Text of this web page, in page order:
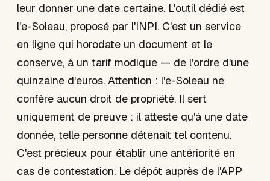
leur donner une date certaine. L'outil dédié est
l'e-Soleau, proposé par l'INPI. C'est un service
en ligne qui horodate un document et le
conserve, à un tarif modique — de l'ordre d'une
quinzaine d'euros. Attention : l'e-Soleau ne
confère aucun droit de propriété. Il sert
uniquement de preuve : il atteste qu'à une date
donnée, telle personne détenait tel contenu.
C'est précieux pour établir une antériorité en
cas de contestation. Le dépôt auprès de l'APP